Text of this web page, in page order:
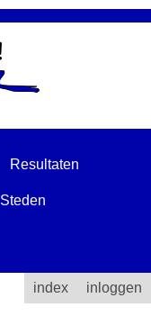
Resultaten
Steden
index inloggen